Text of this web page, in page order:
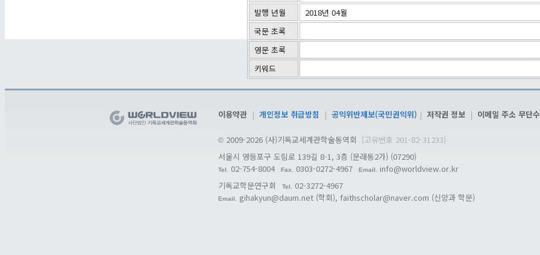
발행 년월
2018년 04월
국문 초록
영문 초록
키워드
이용약관 | 개인정보 취급방침 | 공익위반제보(국민권익위) | 저작권 정보 | 이메일 주소 무단
© 2009-2026 (사)기독교세계관학술동역회 [고유번호 201-82-31233]
서울시 영등포구 도림로 139길 8-1, 3층 (문래동2가) (07290)
Tel. 02-754-8004 Fax. 0303-0272-4967 Email.
info@worldview.or.kr
기독교학문연구회
Tel. 02-3272-4967
Email. gihakyun@daum.net (학회), faithscholar@naver.com (신앙과 학문)